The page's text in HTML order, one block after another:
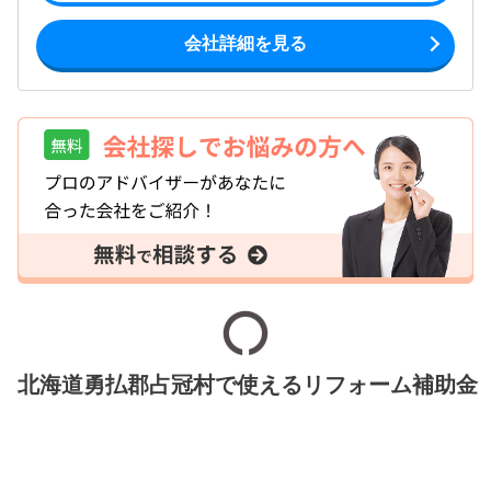
会社詳細を見る
北海道勇払郡占冠村で使えるリフォーム補助金